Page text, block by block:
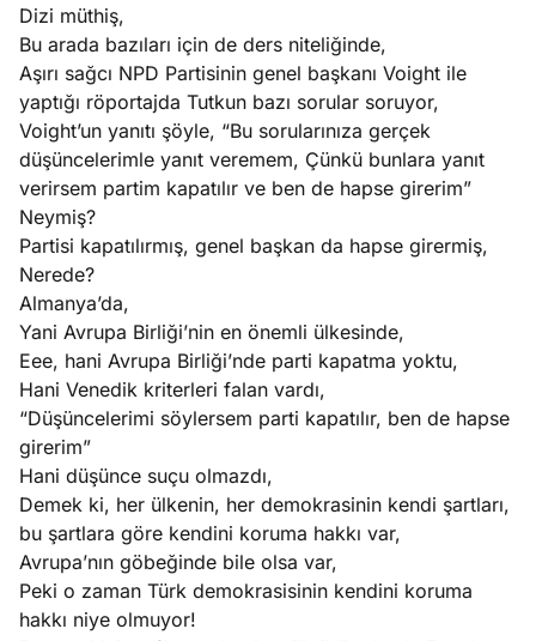
Ağustos
3, 2026
yerde
şeye ne
Köşe
Yazıları
Spor
Yazıları
Yazıları
Dizi müthiş,
Bu arada bazıları için de ders niteliğinde,
Aşırı sağcı NPD Partisinin genel başkanı Voight ile
yaptığı röportajda Tutkun bazı sorular soruyor,
Voight’un yanıtı şöyle, “Bu sorularınıza gerçek
düşüncelerimle yanıt veremem, Çünkü bunlara yanıt
verirsem partim kapatılır ve ben de hapse girerim”
Neymiş?
Partisi kapatılırmış, genel başkan da hapse girermiş,
Nerede?
Almanya’da,
Yani Avrupa Birliği’nin en önemli ülkesinde,
Eee, hani Avrupa Birliği’nde parti kapatma yoktu,
Hani Venedik kriterleri falan vardı,
“Düşüncelerimi söylersem parti kapatılır, ben de hapse
girerim”
Hani düşünce suçu olmazdı,
Demek ki, her ülkenin, her demokrasinin kendi şartları,
bu şartlara göre kendini koruma hakkı var,
Avrupa’nın göbeğinde bile olsa var,
Peki o zaman Türk demokrasisinin kendini koruma
hakkı niye olmuyor!